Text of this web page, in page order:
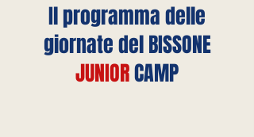
Il programma delle
giornate del BISSONE
JUNIORCAMP